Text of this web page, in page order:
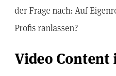
der Frage nach: Auf
Profis ranlassen?
Video Content